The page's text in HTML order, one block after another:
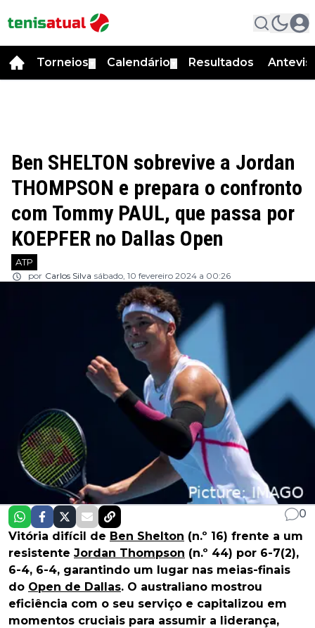
Torneios Calendário Resultados
Ben SHELTON sobrevive a Jordan
THOMPSON e prepara o confronto
com Tommy PAUL, que passa por
KOEPFER no Dallas Open
ATP
por Carlos Silva sábado, 10 fevereiro 2024 a 00:26
0
Vitória difícil de Ben Shelton (n.º 16) frente a um
resistente Jordan Thompson (n.º 44) por 6-7(2),
6-4, 6-4, garantindo um lugar nas meias-finais
do Open de Dallas. O australiano mostrou
eficiência com o seu serviço e capitalizou em
momentos cruciais para assumir a liderança,